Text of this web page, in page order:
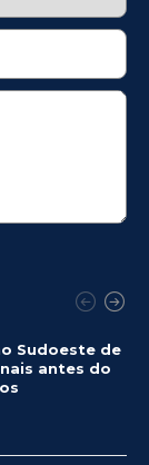
Sudoeste de
antes do